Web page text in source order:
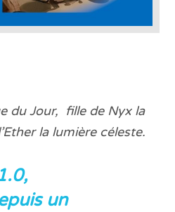
du Jour, fille de Nyx la
la lumière céleste.
un